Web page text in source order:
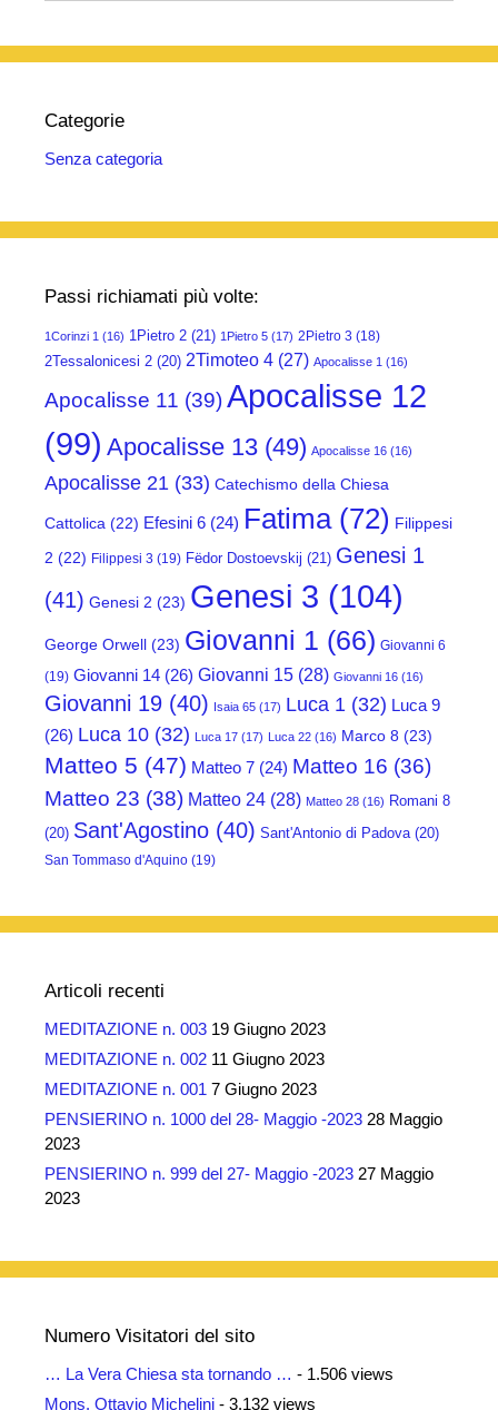
Categorie
Senza categoria
Passi richiamati più volte:
1Corinzi 1 (16) 1Pietro 2 (21) 1Pietro 5 (17) 2Pietro 3 (18)
2Tessalonicesi 2 (20) 2Timoteo 4 (27) Apocalisse 1 (16)
Apocalisse 11 (39)Apocalisse 12
(99) Apocalisse 13 (49) Apocalisse 16 (16)
Apocalisse 21 (33) Catechismo della Chiesa
Cattolica (22) Efesini 6 (24) Fatima(72) Filippesi
2 (22) Filippesi 3 (19) Fëdor Dostoevskij (21) Genesi 1
(41) Genesi 2 (23) Genesi 3 (104)
George Orwell (23) Giovanni 1 (66) Giovanni 6
(19) Giovanni 14 (26) Giovanni 15 (28) Giovanni 16 (16)
Giovanni 19 (40) Isaia 65 (17) Luca 1 (32) Luca 9
(26) Luca 10 (32) Luca 17 (17) Luca 22 (16) Marco 8 (23)
Matteo 5 (47) Matteo 7 (24) Matteo 16 (36)
Matteo 23 (38) Matteo 24 (28) Matteo 28 (16) Romani 8
(20) Sant'Agostino (40) Sant'Antonio di Padova(20)
San Tommaso d'Aquino (19)
Articoli recenti
MEDITAZIONE n. 003 19 Giugno 2023
MEDITAZIONE n. 002 11 Giugno 2023
MEDITAZIONE n. 001 7 Giugno 2023
PENSIERINO n. 1000 del 28- Maggio -2023 28 Maggio
2023
PENSIERINO n. 999 del 27- Maggio -2023 27 Maggio
2023
Numero Visitatori del sito
… La Vera Chiesa sta tornando … - 1.506 views
Mons. Ottavio Michelini - 3.132 views